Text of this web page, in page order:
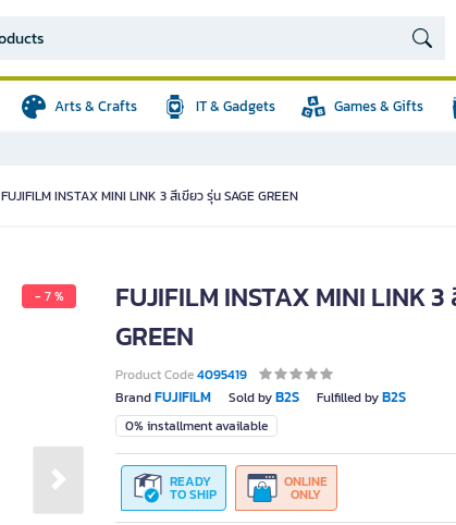
Arts & Crafts IT & Gadgets Games & Gifts
FUJIFILM INSTAX MINI LINK 3 สีเขียว รุ่น SAGE GREEN
- 7 %
Next slide
FUJIFILM INSTAX MINI LINK 3
GREEN
Product Code4095419
BrandFUJIFILM Sold byB2S Fulfilled byB2S
0% installment available
READY
TO SHIP
ONLINE
ONLY